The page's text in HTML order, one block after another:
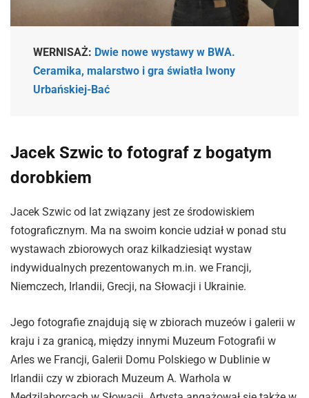
WERNISAŻ: Dwie nowe wystawy w BWA.
Ceramika, malarstwo i gra światła Iwony
Urbańskiej-Bać
Jacek Szwic to fotograf z bogatym
dorobkiem
Jacek Szwic od lat związany jest ze środowiskiem
fotograficznym. Ma na swoim koncie udział w ponad stu
wystawach zbiorowych oraz kilkadziesiąt wystaw
indywidualnych prezentowanych m.in. we Francji,
Niemczech, Irlandii, Grecji, na Słowacji i Ukrainie.
Jego fotografie znajdują się w zbiorach muzeów i galerii w
kraju i za granicą, między innymi Muzeum Fotografii w
Arles we Francji, Galerii Domu Polskiego w Dublinie w
Irlandii czy w zbiorach Muzeum A. Warhola w